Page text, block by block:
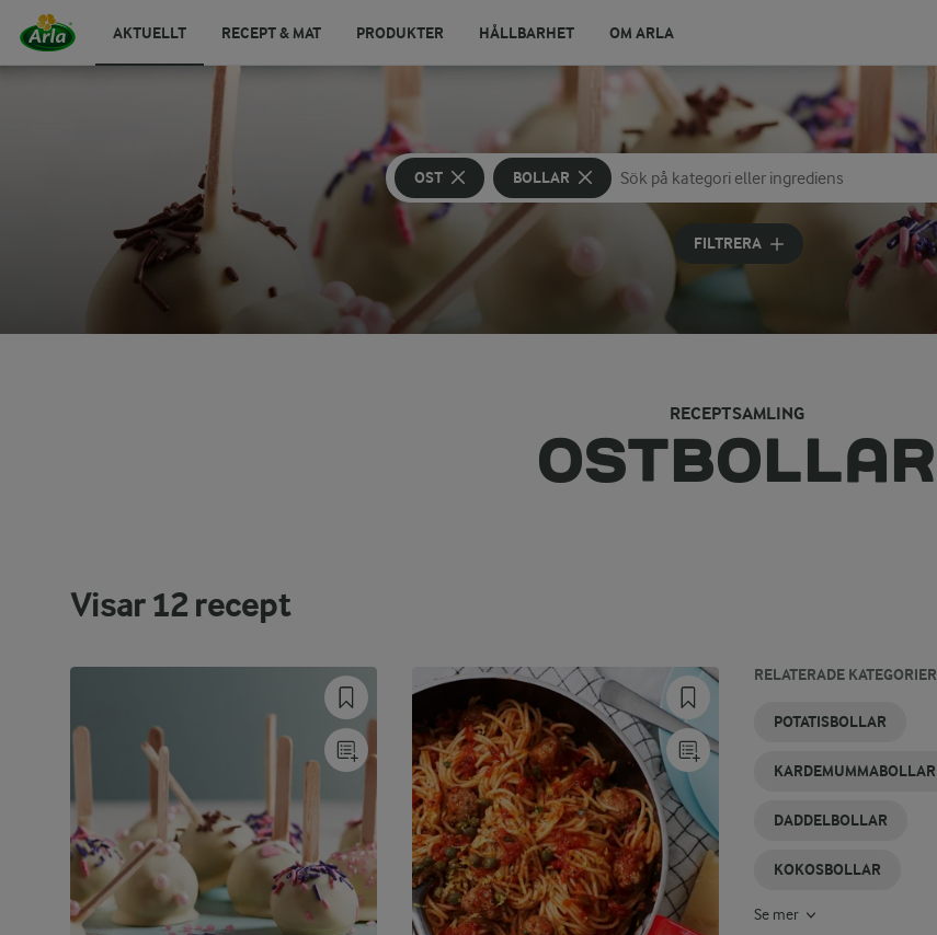
AKTUELLT RECEPT & MAT PRODUKTER HÅLLBARHET OM ARLA
OST BOLLAR
Sök på kategori eller ingrediens
Skriv in sökord för att få förslag
FILTRERA
RECEPTSAMLING
OSTBOLLAR
Visar12recept
RELATERADE KATEGORIER
POTATISBOLLAR
KARDEMUMMABOLLAR
DADDELBOLLAR
KOKOSBOLLAR
CHÈVRE
OST
DESSERTOST
OSTKAKA
OSTBRICKA
OSTSÅS
Se mer